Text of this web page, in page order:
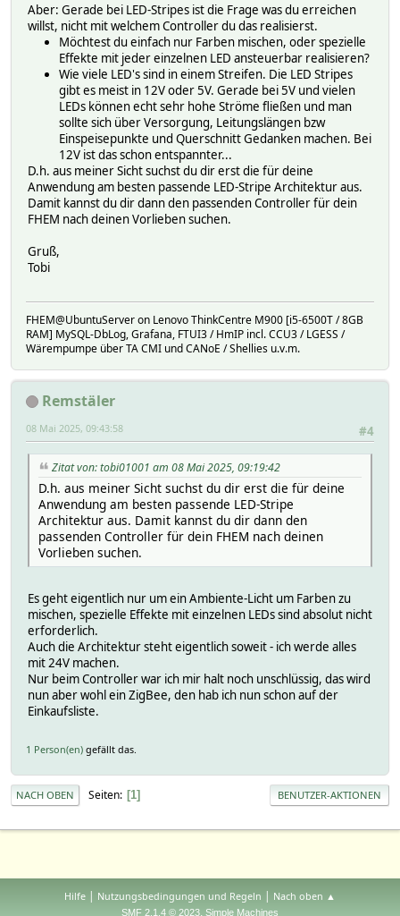
Aber: Gerade bei LED-Stripes ist die Frage was du erreichen
willst, nicht mit welchem Controller du das realisierst.
Möchtest du einfach nur Farben mischen, oder spezielle
Effekte mit jeder einzelnen LED ansteuerbar realisieren?
Wie viele LED's sind in einem Streifen. Die LED Stripes
gibt es meist in 12V oder 5V. Gerade bei 5V und vielen
LEDs können echt sehr hohe Ströme fließen und man
sollte sich über Versorgung, Leitungslängen bzw
Einspeisepunkte und Querschnitt Gedanken machen. Bei
12V ist das schon entspannter...
D.h. aus meiner Sicht suchst du dir erst die für deine
Anwendung am besten passende LED-Stripe Architektur aus.
Damit kannst du dir dann den passenden Controller für dein
FHEM nach deinen Vorlieben suchen.
Gruß,
Tobi
FHEM@UbuntuServer on Lenovo ThinkCentre M900 [i5-6500T / 8GB
RAM] MySQL-DbLog, Grafana, FTUI3 / HmIP incl. CCU3 / LGESS /
Wärempumpe über TA CMI und CANoE / Shellies u.v.m.
Remstäler
#4
08 Mai 2025, 09:43:58
Zitat von: tobi01001 am 08 Mai 2025, 09:19:42
D.h. aus meiner Sicht suchst du dir erst die für deine
Anwendung am besten passende LED-Stripe
Architektur aus. Damit kannst du dir dann den
passenden Controller für dein FHEM nach deinen
Vorlieben suchen.
Es geht eigentlich nur um ein Ambiente-Licht um Farben zu
mischen, spezielle Effekte mit einzelnen LEDs sind absolut nicht
erforderlich.
Auch die Architektur steht eigentlich soweit - ich werde alles
mit 24V machen.
Nur beim Controller war ich mir halt noch unschlüssig, das wird
nun aber wohl ein ZigBee, den hab ich nun schon auf der
Einkaufsliste.
1 Person(en) gefällt das.
NACH OBEN Seiten 1 BENUTZER-AKTIONEN
Hilfe | Nutzungsbedingungen und Regeln | Nach oben ▲
SMF 2.1.4 © 2023, Simple Machines